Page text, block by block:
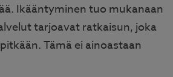
Ikääntyminen tuo mukanaan
tarjoavat ratkaisun, joka
Tämä ei ainoastaan